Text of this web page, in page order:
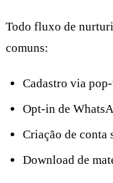
Todo fluxo de
comuns:
Cadastro via
Opt-in de
Criação de conta
Download de